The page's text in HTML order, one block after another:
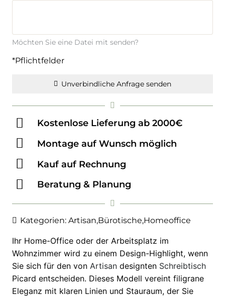
Möchten Sie eine Datei mit senden?
*Pflichtfelder
Unverbindliche Anfrage senden
Kostenlose Lieferung ab 2000€
Montage auf Wunsch möglich
Kauf auf Rechnung
Beratung & Planung
Kategorien:Artisan,Bürotische,Homeoffice
Ihr Home-Office oder der Arbeitsplatz im
Wohnzimmer wird zu einem Design-Highlight, wenn
Sie sich für den von Artisan designten Schreibtisch
Picard entscheiden. Dieses Modell vereint filigrane
Eleganz mit klaren Linien und Stauraum, der Sie